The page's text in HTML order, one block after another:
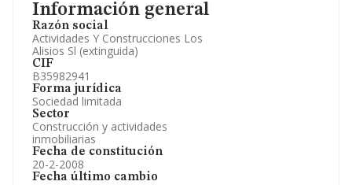
Información general
Razón social
Actividades Y Construcciones Los
Alisios Sl (extinguida)
CIF
B35982941
Forma jurídica
Sociedad limitada
Sector
Construcción y actividades
inmobiliarias
Fecha de constitución
20-2-2008
Fecha último cambio
Artículos de prensa publicados sobre la empresa.
Información oficial y registral complementaria.